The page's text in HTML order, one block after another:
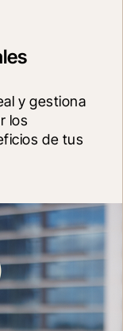
y gestiona
los
de tus